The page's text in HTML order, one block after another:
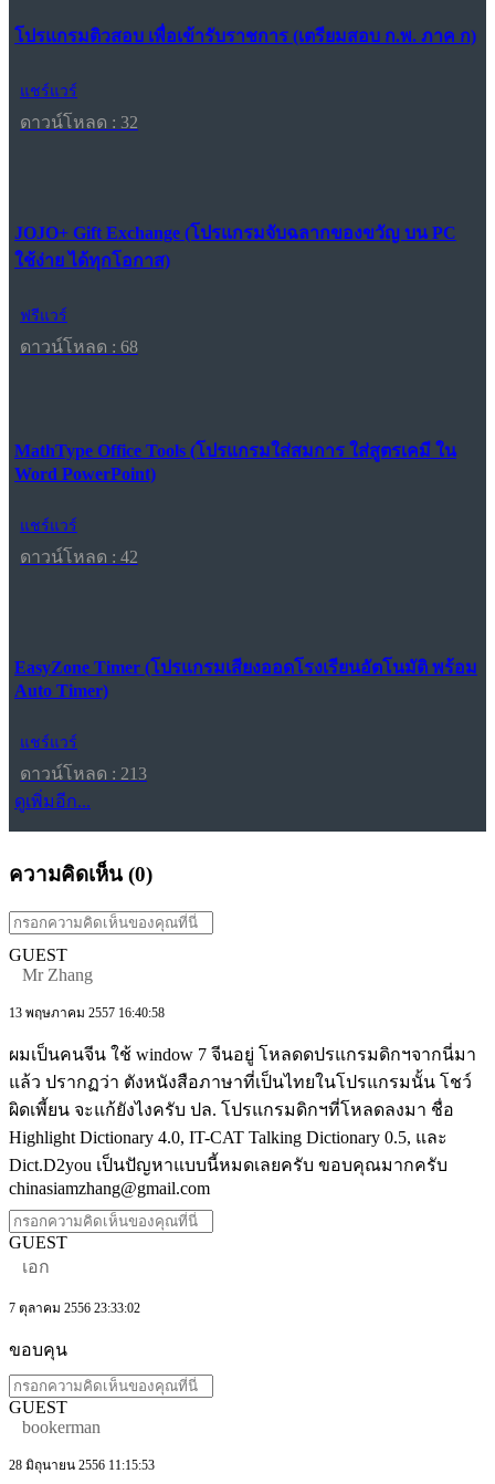
โปรแกรมติวสอบ เพื่อเข้ารับราชการ (เตรียมสอบ ก.พ. ภาค ก)
แชร์แวร์
ดาวน์โหลด : 32
JOJO+ Gift Exchange (โปรแกรมจับฉลากของขวัญ บน PC
ใช้ง่าย ได้ทุกโอกาส)
ฟรีแวร์
ดาวน์โหลด : 68
MathType Office Tools (โปรแกรมใส่สมการ ใส่สูตรเคมี ใน
Word PowerPoint)
แชร์แวร์
ดาวน์โหลด : 42
EasyZone Timer (โปรแกรมเสียงออดโรงเรียนอัตโนมัติ พร้อม
Auto Timer)
แชร์แวร์
ดาวน์โหลด : 213
ดูเพิ่มอีก...
ความคิดเห็น (0)
GUEST
Mr Zhang
13 พฤษภาคม 2557 16:40:58
ผมเป็นคนจีน ใช้ window 7 จีนอยู่ โหลดดปรแกรมดิกฯจากนี่มา
แล้ว ปรากฏว่า ตังหนังสือภาษาที่เป็นไทยในโปรแกรมนั้น โชว์
ผิดเพี้ยน จะแก้ยังไงครับ ปล. โปรแกรมดิกฯที่โหลดลงมา ชื่อ
Highlight Dictionary 4.0, IT-CAT Talking Dictionary 0.5, และ
Dict.D2you เป็นปัญหาแบบนี้หมดเลยครับ ขอบคุณมากครับ
chinasiamzhang@gmail.com
GUEST
เอก
7 ตุลาคม 2556 23:33:02
ขอบคุน
GUEST
bookerman
28 มิถุนายน 2556 11:15:53